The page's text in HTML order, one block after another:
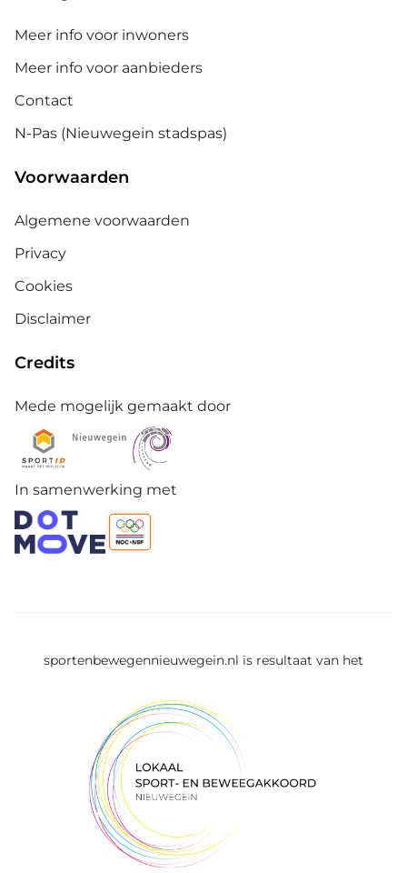
Meer info voor inwoners
Meer info voor aanbieders
Contact
N-Pas (Nieuwegein stadspas)
Voorwaarden
Algemene voorwaarden
Privacy
Cookies
Disclaimer
Credits
Mede mogelijk gemaakt door
In samenwerking met
sportenbewegennieuwegein.nl is resultaat van het